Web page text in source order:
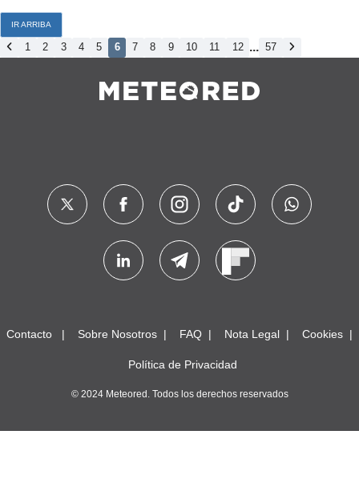
IR ARRIBA
1 2 3 4 5 6 7 8 9 10 11 12 ... 57
Contacto Sobre Nosotros FAQ Nota Legal Cookies
Política de Privacidad
© 2024 Meteored. Todos los derechos reservados